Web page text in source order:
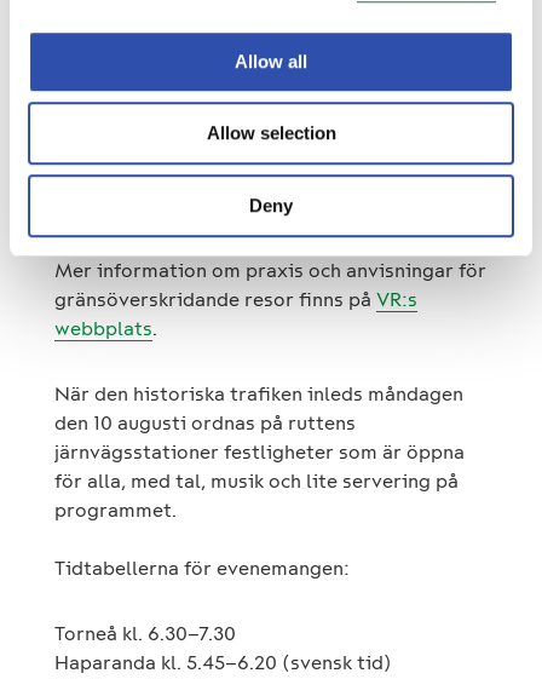
Allow all
Allow selection
Deny
Tågbiljetter till rutten mellan Uleåborg och
Biljetter och exaktare tidtabeller finns då i
resesökningen påvr.fioch i VR Matkalla-
Mer information om praxis och anvisningar för
gränsöverskridande resor finns på VR:s
webbplats.
När den historiska trafiken inleds måndagen
den 10 augusti ordnas på ruttens
järnvägsstationer festligheter som är öppna
för alla, med tal, musik och lite servering på
programmet.
Tidtabellerna för evenemangen:
Torneå kl. 6.30–7.30
Haparanda kl. 5.45–6.20 (svensk tid)